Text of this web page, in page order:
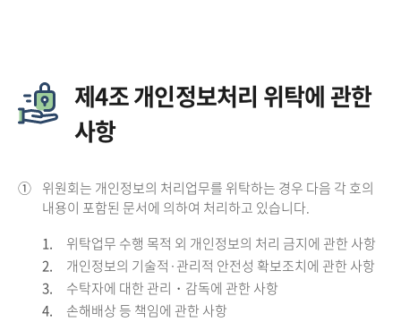
제4조 개인정보처리 위탁에 관한
사항
① 위원회는 개인정보의 처리업무를 위탁하는 경우 다음 각 호의
내용이 포함된 문서에 의하여 처리하고 있습니다.
1.
위탁업무 수행 목적 외 개인정보의 처리 금지에 관한 사항
2.
개인정보의 기술적·관리적 안전성 확보조치에 관한 사항
3.
수탁자에 대한 관리・감독에 관한 사항
4.
손해배상 등 책임에 관한 사항